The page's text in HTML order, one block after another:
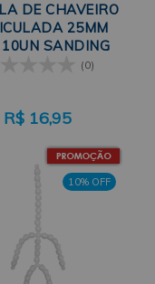
DE CHAVEIRO
25MM
10UN SANDING
(0)
R$ 16,95
10% OFF